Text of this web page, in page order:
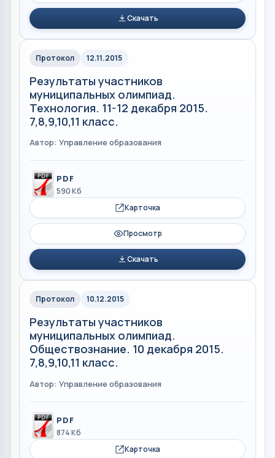
Скачать
Протокол 12.11.2015
Результаты участников
муниципальных олимпиад.
Технология. 11-12 декабря 2015.
7,8,9,10,11 класс.
Автор: Управление образования
PDF
590 Кб
Карточка
Просмотр
Скачать
Протокол 10.12.2015
Результаты участников
муниципальных олимпиад.
Обществознание. 10 декабря 2015.
7,8,9,10,11 класс.
Автор: Управление образования
PDF
874 Кб
Карточка